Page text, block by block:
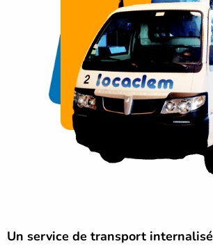
Un service de transport internalisé